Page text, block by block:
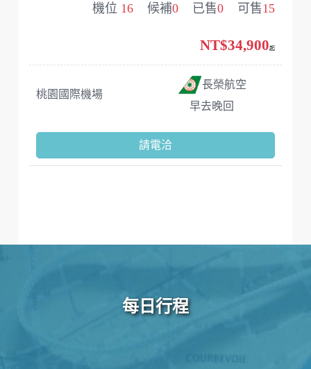
每日行程
機位 16 候補0 已售0 可售15
桃園國際機場
長榮航空
早去晚回
NT$34,900起
請電洽